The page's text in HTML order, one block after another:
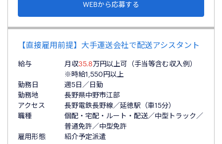
WEBから応募する
【直接雇用前提】大手運送会社で配送アシスタント
給与 月収35.8万円以上可（手当等含む収入例）
※時給1,550円以上
勤務日
週5日／日勤
勤務地
長野県中野市江部
アクセス
長野電鉄長野線／延徳駅（車15分）
職種
個配・宅配・ルート・配送／中型トラック／
普通免許／中型免許
雇用形態
紹介予定派遣